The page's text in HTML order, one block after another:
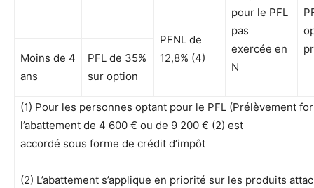
PFNL de
12,8% (4)
pour le PFL
pas
exercée en
N
Moins de 4
ans
PFL de 35%
sur option
(1) Pour les personnes optant pour le PFL (Prélèvement
l’abattement de 4 600 € ou de 9 200 € (2) est
accordé sous forme de crédit d’impôt
(2) L’abattement s’applique en priorité sur les produits